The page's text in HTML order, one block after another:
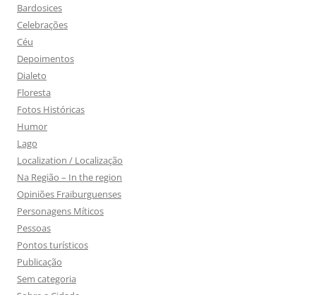
Bardosices
Celebrações
Céu
Depoimentos
Dialeto
Floresta
Fotos Históricas
Humor
Lago
Localization / Localização
Na Região – In the region
Opiniões Fraiburguenses
Personagens Míticos
Pessoas
Pontos turísticos
Publicação
Sem categoria